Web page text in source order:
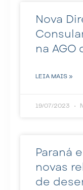
Nova
na AGO
LEIA MAIS »
19/07/2023
Paraná
novas
de